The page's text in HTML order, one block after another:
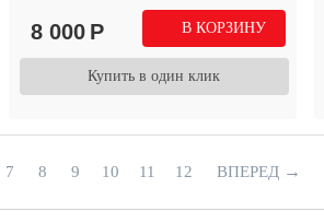
8 000 Р В КОРЗИНУ
Купить в один клик
7 8 9 10 11 12 ВПЕРЕД →